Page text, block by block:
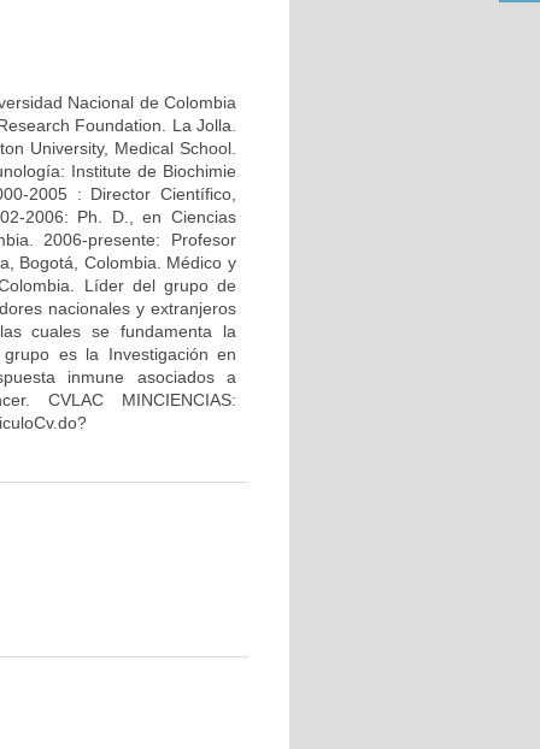
Nacional de Colombia
Foundation. La Jolla.
University, Medical School.
Institute de Biochimie
2005 : Director Científico,
2006: Ph. D., en Ciencias
2006-presente: Profesor
Bogotá, Colombia. Médico y
Líder del grupo de
nacionales y extranjeros
cuales se fundamenta la
es la Investigación en
inmune asociados a
CVLAC MINCIENCIAS: